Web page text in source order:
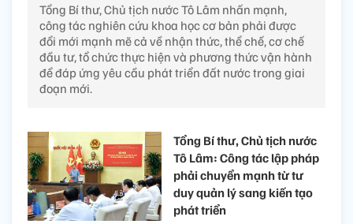
Tổng Bí thư, Chủ tịch nước Tô Lâm nhấn mạnh,
công tác nghiên cứu khoa học cơ bản phải được
đổi mới mạnh mẽ cả về nhận thức, thể chế, cơ chế
đầu tư, tổ chức thực hiện và phương thức vận hành
để đáp ứng yêu cầu phát triển đất nước trong giai
đoạn mới.
Tổng Bí thư, Chủ tịch nước
Tô Lâm: Công tác lập pháp
phải chuyển mạnh từ tư
duy quản lý sang kiến tạo
phát triển